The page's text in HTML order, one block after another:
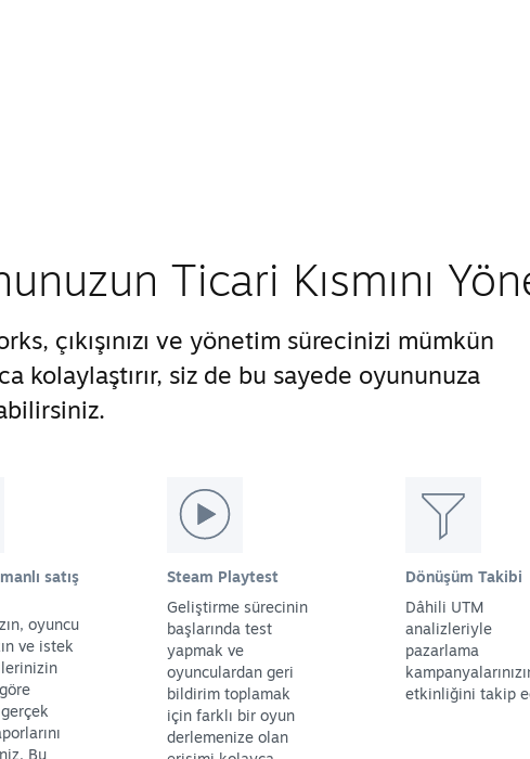
Ticari Kısmını
çıkışınızı ve yönetim sürecinizi mümkün
kolaylaştırır, siz de bu sayede oyununuza
satış
oyuncu
ve istek
Bu
Steam Playtest
Geliştirme sürecinin
başlarında test
yapmak ve
oyunculardan geri
bildirim toplamak
için farklı bir oyun
derlemenize olan
Dönüşüm Takibi
Dâhili UTM
analizleriyle
pazarlama
etkinliğini takip